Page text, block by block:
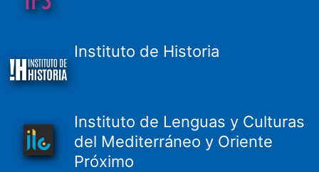
Instituto de Historia
Instituto de Lenguas y Culturas
del Mediterráneo y Oriente
Próximo